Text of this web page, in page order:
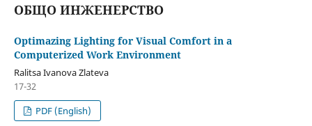
ОБЩО ИНЖЕНЕРСТВО
Optimazing Lighting for Visual Comfort in a
Computerized Work Environment
Ralitsa Ivanova Zlateva
17-32
PDF (English)